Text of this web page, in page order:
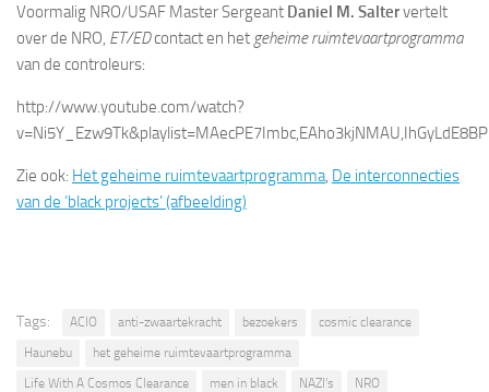
Voormalig NRO/USAF Master Sergeant Daniel M. Saltervertelt
over de NRO, ET/EDcontact en het geheime ruimtevaartprogramma
van de controleurs:
http://www.youtube.com/watch?
Zie ook: Het geheime ruimtevaartprogramma, De interconnecties
van de ‘black projects’ (afbeelding)
Tags: ACIO anti-zwaartekracht bezoekers
cosmic clearance
Haunebu
het geheime ruimtevaartprogramma
Life With A Cosmos Clearance
men in black NAZI's
NRO